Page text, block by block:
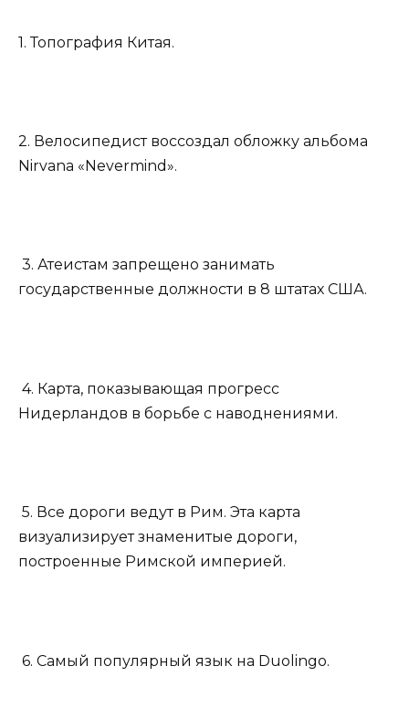
1. Топография Китая.
2. Велосипедист воссоздал обложку альбома
Nirvana «Nevermind».
3. Атеистам запрещено занимать
государственные должности в 8 штатах США.
4. Карта, показывающая прогресс
Нидерландов в борьбе с наводнениями.
5. Все дороги ведут в Рим. Эта карта
визуализирует знаменитые дороги,
построенные Римской империей.
6. Самый популярный язык на Duolingo.